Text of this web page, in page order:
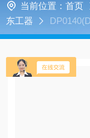
当前位置： 首页
东工器
空泵便携式